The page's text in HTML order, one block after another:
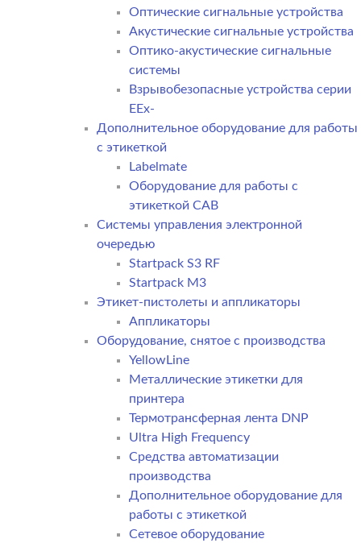
Оптические сигнальные устройства
Акустические сигнальные устройства
Оптико-акустические сигнальные
системы
Взрывобезопасные устройства серии
EEx-
Дополнительное оборудование для работы
с этикеткой
Labelmate
Оборудование для работы с
этикеткой CAB
Системы управления электронной
очередью
Startpack S3 RF
Startpack M3
Этикет-пистолеты и аппликаторы
Аппликаторы
Оборудование, снятое с производства
YellowLine
Металлические этикетки для
принтера
Термотрансферная лента DNP
Ultra High Frequency
Средства автоматизации
производства
Дополнительное оборудование для
работы с этикеткой
Сетевое оборудование